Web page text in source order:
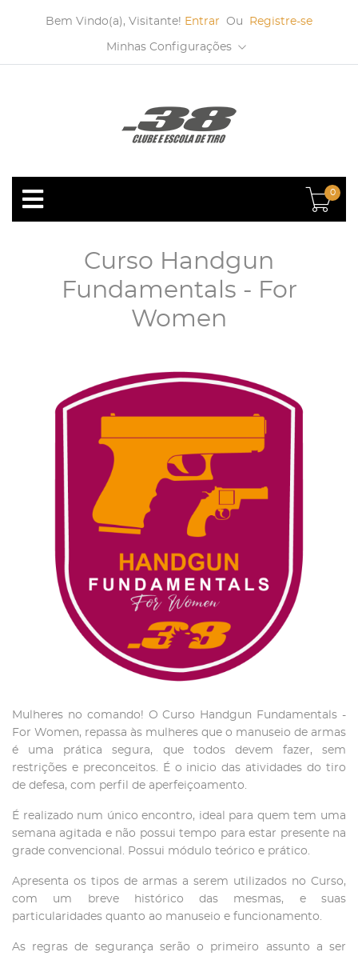
Bem Vindo(a), Visitante! Entrar Ou Registre-se
Minhas Configurações
0
Curso Handgun
Fundamentals - For
Women
Mulheres no comando! O Curso Handgun Fundamentals -
For Women, repassa às mulheres que o manuseio de armas
é uma prática segura, que todos devem fazer, sem
restrições e preconceitos. É o inicio das atividades do tiro
de defesa, com perfil de aperfeiçoamento.
É realizado num único encontro, ideal para quem tem uma
semana agitada e não possui tempo para estar presente na
grade convencional. Possui módulo teórico e prático.
Apresenta os tipos de armas a serem utilizados no Curso,
com um breve histórico das mesmas, e suas
particularidades quanto ao manuseio e funcionamento.
As regras de segurança serão o primeiro assunto a ser